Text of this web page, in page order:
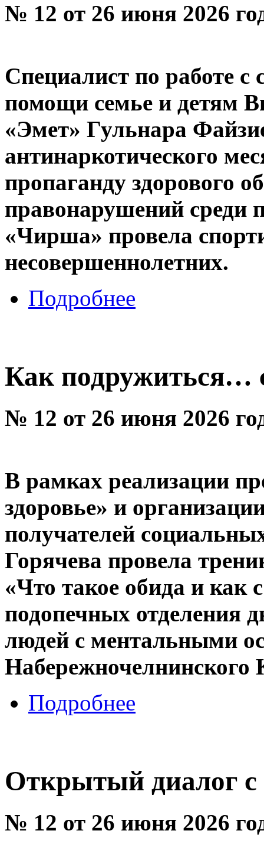
№ 12 от 26 июня 2026
Специалист по работе с
помощи семье и детям
«Эмет» Гульнара
антинаркотического
пропаганду здорового
правонарушений среди
«Чирша» провела
несовершеннолетних.
Подробнее
Как подружиться…
№ 12 от 26 июня 2026
В рамках реализации
здоровье» и
получателей
Горячева провела
«Что такое обида и как
подопечных отделения
людей с ментальными
Подробнее
Открытый диалог с
№ 12 от 26 июня 2026